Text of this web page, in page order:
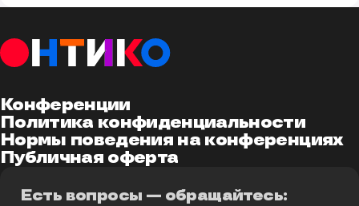
Конференции
Политика конфиденциальности
Нормы поведения на конференциях
Публичная оферта
Есть вопросы — обращайтесь: